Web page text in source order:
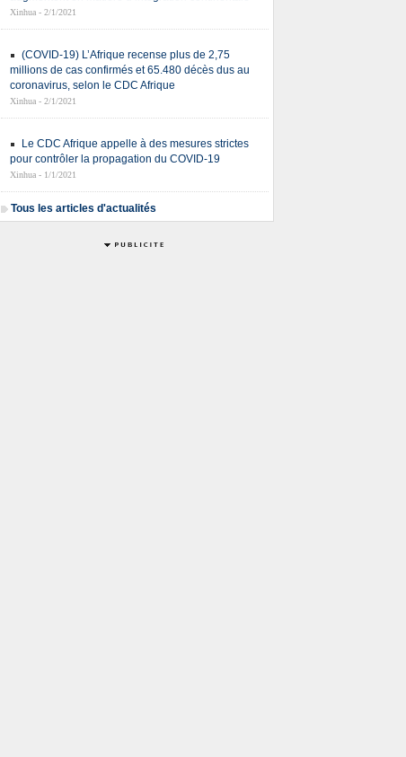
Xinhua - 2/1/2021
(COVID-19) L’Afrique recense plus de 2,75
millions de cas confirmés et 65.480 décès dus au
coronavirus, selon le CDC Afrique
Xinhua - 2/1/2021
Le CDC Afrique appelle à des mesures strictes
pour contrôler la propagation du COVID-19
Xinhua - 1/1/2021
Tous les articles d'actualités